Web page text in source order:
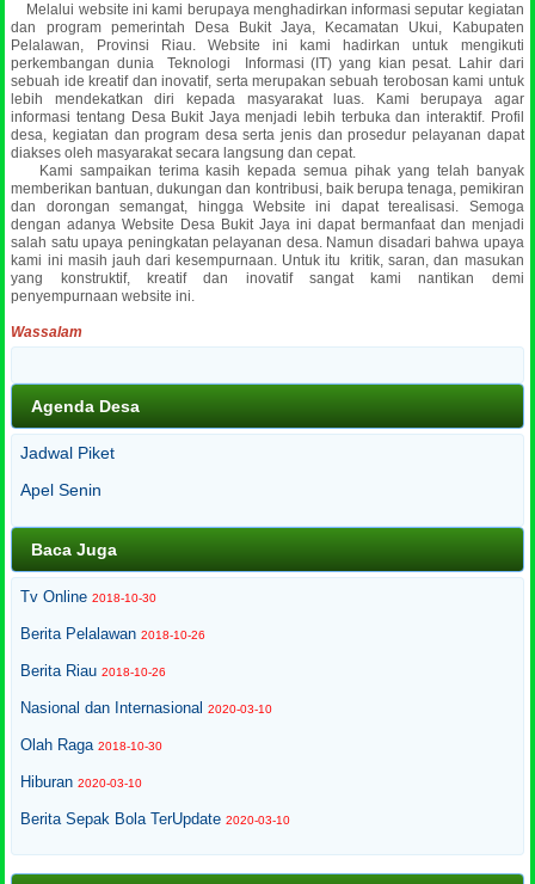
Melalui website ini kami berupaya menghadirkan informasi seputar kegiatan
dan program pemerintah Desa Bukit Jaya, Kecamatan Ukui, Kabupaten
Pelalawan, Provinsi Riau. Website ini kami hadirkan untuk mengikuti
perkembangan dunia Teknologi Informasi (IT) yang kian pesat. Lahir dari
sebuah ide kreatif dan inovatif, serta merupakan sebuah terobosan kami untuk
lebih mendekatkan diri kepada masyarakat luas.
Kami berupaya agar
informasi tentang Desa Bukit Jaya menjadi lebih terbuka dan interaktif. Profil
desa, kegiatan dan program desa serta jenis dan prosedur pelayanan dapat
diakses oleh masyarakat secara langsung dan cepat.
Kami sampaikan terima kasih kepada semua pihak yang telah banyak
memberikan bantuan, dukungan dan kontribusi, baik berupa tenaga, pemikiran
dan dorongan semangat, hingga Website ini dapat terealisasi. Semoga
dengan adanya Website Desa Bukit Jaya ini dapat bermanfaat dan menjadi
salah satu upaya peningkatan pelayanan desa. Namun disadari bahwa upaya
kami ini masih jauh dari kesempurnaan. Untuk itu kritik, saran, dan masukan
yang konstruktif, kreatif dan inovatif sangat kami nantikan demi
penyempurnaan website ini.
Wassalam
Agenda Desa
Jadwal Piket
Apel Senin
Baca Juga
Tv Online 2018-10-30
Berita Pelalawan 2018-10-26
Berita Riau 2018-10-26
Nasional dan Internasional 2020-03-10
Olah Raga 2018-10-30
Hiburan 2020-03-10
Berita Sepak Bola TerUpdate 2020-03-10